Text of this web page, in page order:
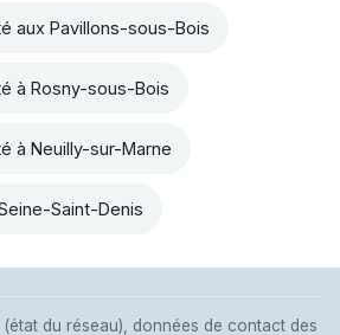
aux Pavillons-sous-Bois
à Rosny-sous-Bois
à Neuilly-sur-Marne
Saint-Denis
(état du réseau), données de contact des